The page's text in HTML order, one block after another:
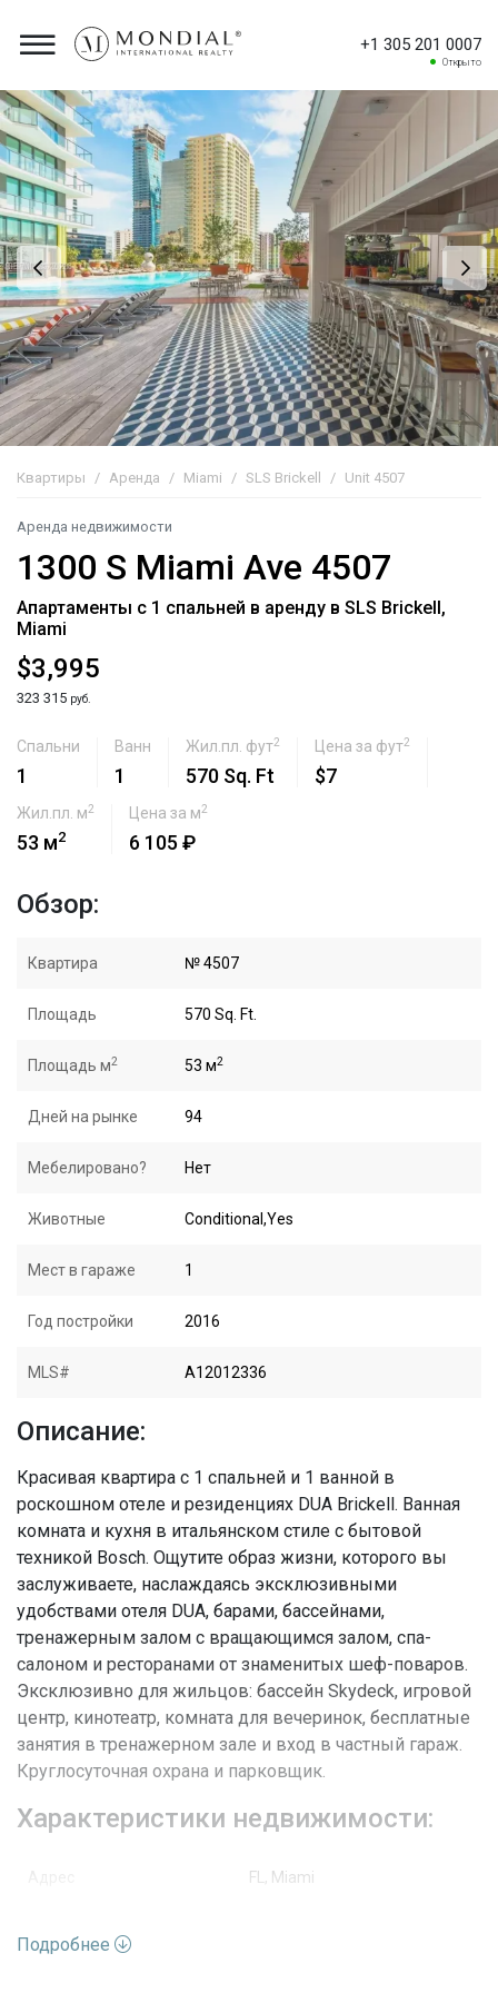
+1 305 201 0007
Открыто
Квартиры Аренда Miami SLS Brickell Unit 4507
Аренда недвижимости
1300 S Miami Ave 4507
Апартаменты с 1 спальней в аренду в SLS Brickell,
Miami
$3,995
323 315 руб.
Спальни
1
Ванн
1
Жил.пл. фут2
570 Sq. Ft
Цена за фут2
$7
Жил.пл. м2
53 м2
Цена за м2
6 105 ₽
Обзор:
Квартира № 4507
Площадь 570 Sq. Ft.
Площадь м2 53 м2
Дней на рынке 94
Мебелировано? Нет
Животные Conditional,Yes
Мест в гараже 1
Год постройки 2016
MLS# A12012336
Описание:
Красивая квартира с 1 спальней и 1 ванной в
роскошном отеле и резиденциях DUA Brickell. Ванная
комната и кухня в итальянском стиле с бытовой
техникой Bosch. Ощутите образ жизни, которого вы
заслуживаете, наслаждаясь эксклюзивными
удобствами отеля DUA, барами, бассейнами,
тренажерным залом с вращающимся залом, спа-
салоном и ресторанами от знаменитых шеф-поваров.
Эксклюзивно для жильцов: бассейн Skydeck, игровой
центр, кинотеатр, комната для вечеринок, бесплатные
занятия в тренажерном зале и вход в частный гараж.
Круглосуточная охрана и парковщик.
Характеристики недвижимости:
FL, Miami
Подробнее